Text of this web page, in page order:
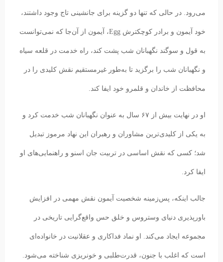
می‌رود. در حالی‌ که تنها دو گزینه برای جانشینی تاج وجود داشتند،
خود آیمون و برادر کوچکترش Egg، آیمون از آن‌جا که نمی‌توانست
به قول و سوگند نگهبانان شب پشت کند، راه خدمت در قلعه سیاه
و نگهبانان شب را برگزید تا به‌طور غیرمستقیم نقش کلیدی را در
محافظت از خاندان و قلمرو خود ایفا کند.
او در نهایت بیش از ۶۷ سال به عنوان نگهبانان شب خدمت کرد و
به یکی از کلیدی‌ترین مشاوران و رهبران این نهاد مرموز تبدیل
شد؛ کسی که نقش اساسی در تربیت جان اسنو و راهنمایی‌های او
ایفا کرد.
جالب اینکه، پس‌زمینه شخصیت آیمون نقش مهمی در افزایش
باورپذیری دنیای وستروس و خلق حس واقع‌گرایی تاریخی در
مجموعه ایجاد می‌کند. او نماد فداکاری و عقلانیت در خانواده‌ای
است که اغلب با جنون، قدرت‌طلبی و خونریزی شناخته می‌شود.